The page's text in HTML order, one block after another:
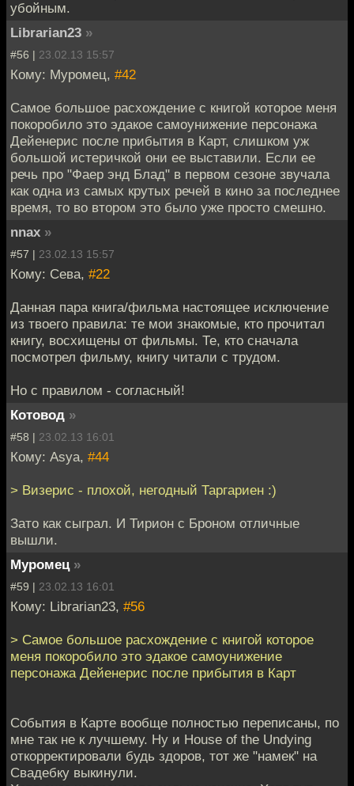
убойным.
Librarian23 »
#56 | 23.02.13 15:57
Кому: Муромец, #42
Самое большое расхождение с книгой которое меня
покоробило это эдакое самоунижение персонажа
Дейенерис после прибытия в Карт, слишком уж
большой истеричкой они ее выставили. Если ее
речь про "Фаер энд Блад" в первом сезоне звучала
как одна из самых крутых речей в кино за последнее
время, то во втором это было уже просто смешно.
nnax »
#57 | 23.02.13 15:57
Кому: Сева, #22
Данная пара книга/фильма настоящее исключение
из твоего правила: те мои знакомые, кто прочитал
книгу, восхищены от фильмы. Те, кто сначала
посмотрел фильму, книгу читали с трудом.
Но с правилом - согласный!
Котовод »
#58 | 23.02.13 16:01
Кому: Asya, #44
> Визерис - плохой, негодный Таргариен :)
Зато как сыграл. И Тирион с Броном отличные
вышли.
Муромец »
#59 | 23.02.13 16:01
Кому: Librarian23, #56
> Самое большое расхождение с книгой которое
меня покоробило это эдакое самоунижение
персонажа Дейенерис после прибытия в Карт
События в Карте вообще полностью переписаны, по
мне так не к лучшему. Ну и House of the Undying
откорректировали будь здоров, тот же "намек" на
Свадебку выкинули.